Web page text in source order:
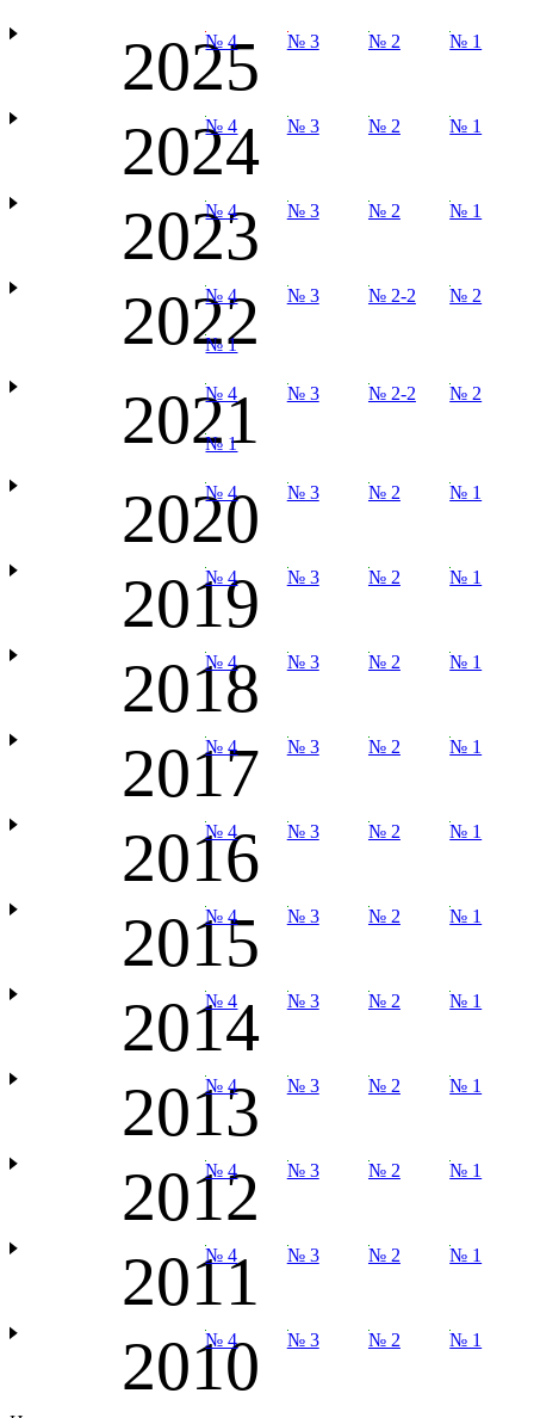
2025
№ 4 № 3 № 2 № 1
2024
№ 4 № 3 № 2 № 1
2023
№ 4 № 3 № 2 № 1
2022
№ 4 № 3 № 2-2 № 2
№ 1
2021
№ 4 № 3 № 2-2 № 2
№ 1
2020
№ 4 № 3 № 2 № 1
2019
№ 4 № 3 № 2 № 1
2018
№ 4 № 3 № 2 № 1
2017
№ 4 № 3 № 2 № 1
2016
№ 4 № 3 № 2 № 1
2015
№ 4 № 3 № 2 № 1
2014
№ 4 № 3 № 2 № 1
2013
№ 4 № 3 № 2 № 1
2012
№ 4 № 3 № 2 № 1
2011
№ 4 № 3 № 2 № 1
2010
№ 4 № 3 № 2 № 1